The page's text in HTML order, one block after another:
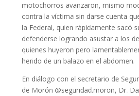
motochorros avanzaron, mismo
contra la víctima sin darse cuenta
la Federal, quien rápidamente sacó
defenderse logrando asustar a los
quienes huyeron pero
herido de un balazo en el abdomen.
En diálogo con el secretario de
de Morón @seguridad.moron, Dr.